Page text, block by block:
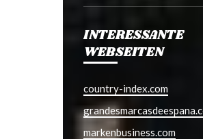
INTERESSANTE
WEBSEITEN
country-index.com
markenbusiness.com